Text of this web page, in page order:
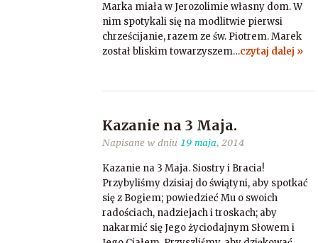
Marka miała w Jerozolimie własny dom. W
nim spotykali się na modlitwie pierwsi
chrześcijanie, razem ze św. Piotrem. Marek
został bliskim towarzyszem…czytaj dalej »
Kazanie na 3 Maja.
Napisane w dniu 19 maja, 2014
Kazanie na 3 Maja. Siostry i Bracia!
Przybyliśmy dzisiaj do świątyni, aby spotkać
się z Bogiem; powiedzieć Mu o swoich
radościach, nadziejach i troskach; aby
nakarmić się Jego życiodajnym Słowem i